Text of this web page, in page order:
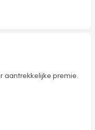
premie.